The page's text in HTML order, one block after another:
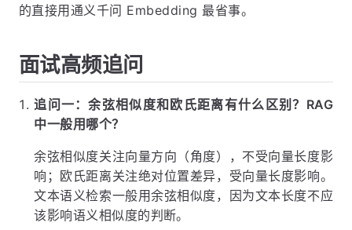
的直接用通义千问 Embedding 最省事。
面试高频追问
追问一：余弦相似度和欧氏距离有什么区别？RAG
中一般用哪个？
余弦相似度关注向量方向（角度），不受向量长度影
响；欧氏距离关注绝对位置差异，受向量长度影响。
文本语义检索一般用余弦相似度，因为文本长度不应
该影响语义相似度的判断。